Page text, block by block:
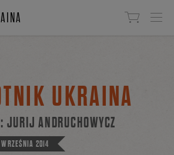
UKRAINA
JURIJ ANDRUCHOWYCZ
WRZEŚNIA 2014